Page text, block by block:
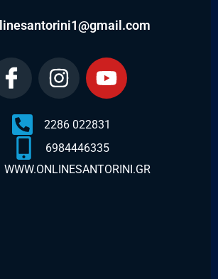
2286 022831
6984446335
WWW.ONLINESANTORINI.GR